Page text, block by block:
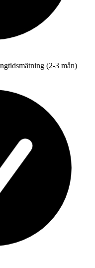
(2-3 mån)